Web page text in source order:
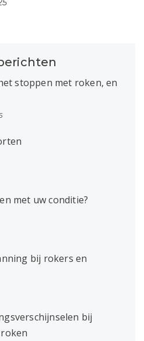
stoppen met roken, en
met uw conditie?
bij rokers en
bij